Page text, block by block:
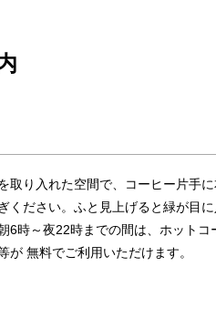
取り入れた空間で、コーヒー片手
ください。ふと見上げると緑が目
6時～夜22時までの間は、ホット
が 無料でご利用いただけます。